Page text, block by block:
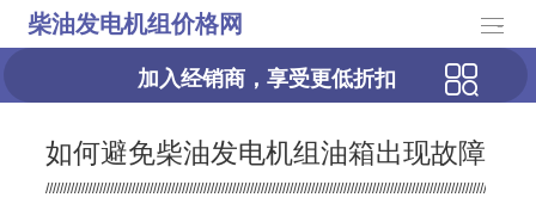
柴油发电机组价格网 -
加入经销商，享受更低折扣
如何避免柴油发电机组油箱出现故障